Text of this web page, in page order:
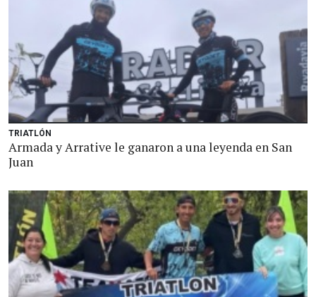
TRIATLÓN
Armada y Arrative le ganaron a una leyenda en San
Juan